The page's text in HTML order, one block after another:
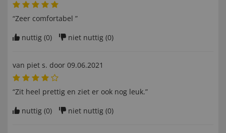
“Zeer comfortabel ”
nuttig (0) niet nuttig (0)
van piet s. door 09.06.2021
“Zit heel prettig en ziet er ook nog leuk.”
nuttig (0) niet nuttig (0)